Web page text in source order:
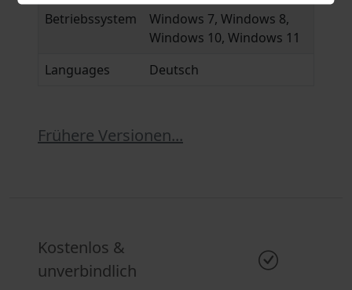
Betriebssystem
Windows 7, Windows 8,
Windows 10, Windows 11
Languages
Deutsch
Frühere Versionen...
Kostenlos &
unverbindlich